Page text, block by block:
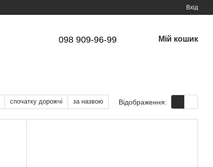
Вхід
098 909-96-99 Мій кошик
спочатку дорожчі за назвою Відображення: